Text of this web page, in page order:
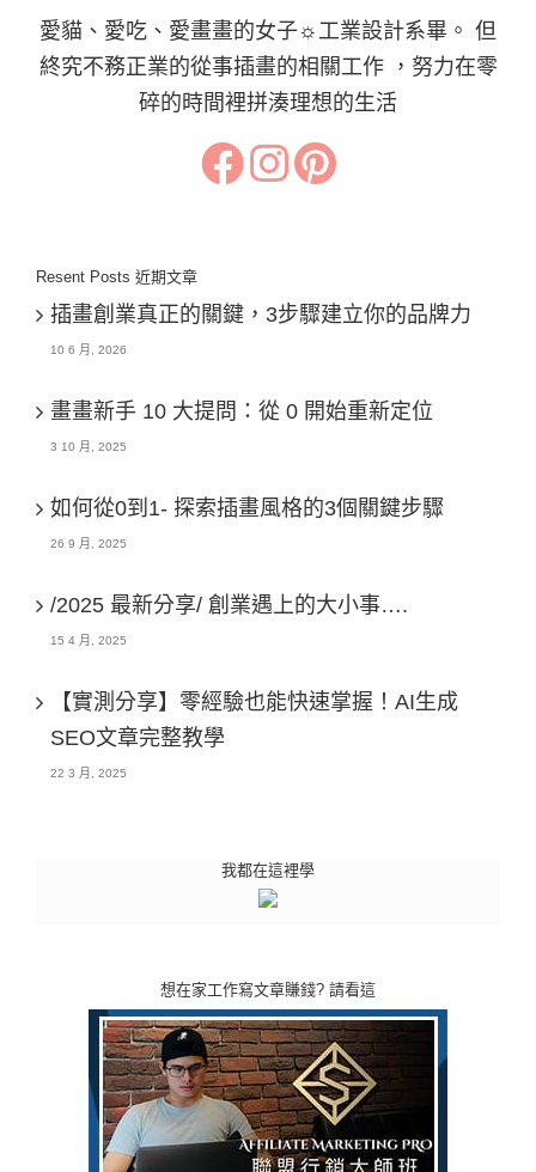
愛貓、愛吃、愛畫畫的女子☼工業設計系畢。 但
終究不務正業的從事插畫的相關工作 ，努力在零
碎的時間裡拼湊理想的生活
Resent Posts 近期文章
插畫創業真正的關鍵，3步驟建立你的品牌力
10 6 月, 2026
畫畫新手 10 大提問：從 0 開始重新定位
3 10 月, 2025
如何從0到1- 探索插畫風格的3個關鍵步驟
26 9 月, 2025
/2025 最新分享/ 創業遇上的大小事….
15 4 月, 2025
【實測分享】零經驗也能快速掌握！AI生成
SEO文章完整教學
22 3 月, 2025
我都在這裡學
想在家工作寫文章賺錢? 請看這